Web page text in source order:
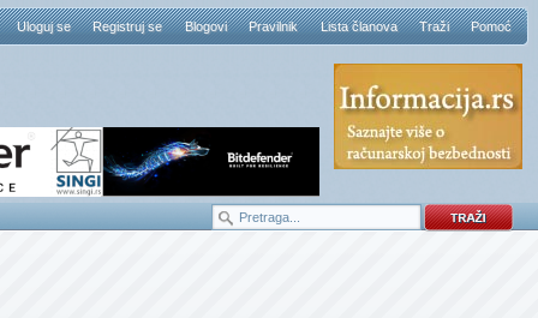
Uloguj se Registruj se Blogovi Pravilnik Lista članova Traži Pomoć